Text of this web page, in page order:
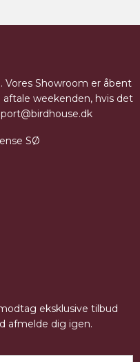
Vores Showroom er åbent
weekenden, hvis det
SØ
eksklusive tilbud
afmelde dig igen.